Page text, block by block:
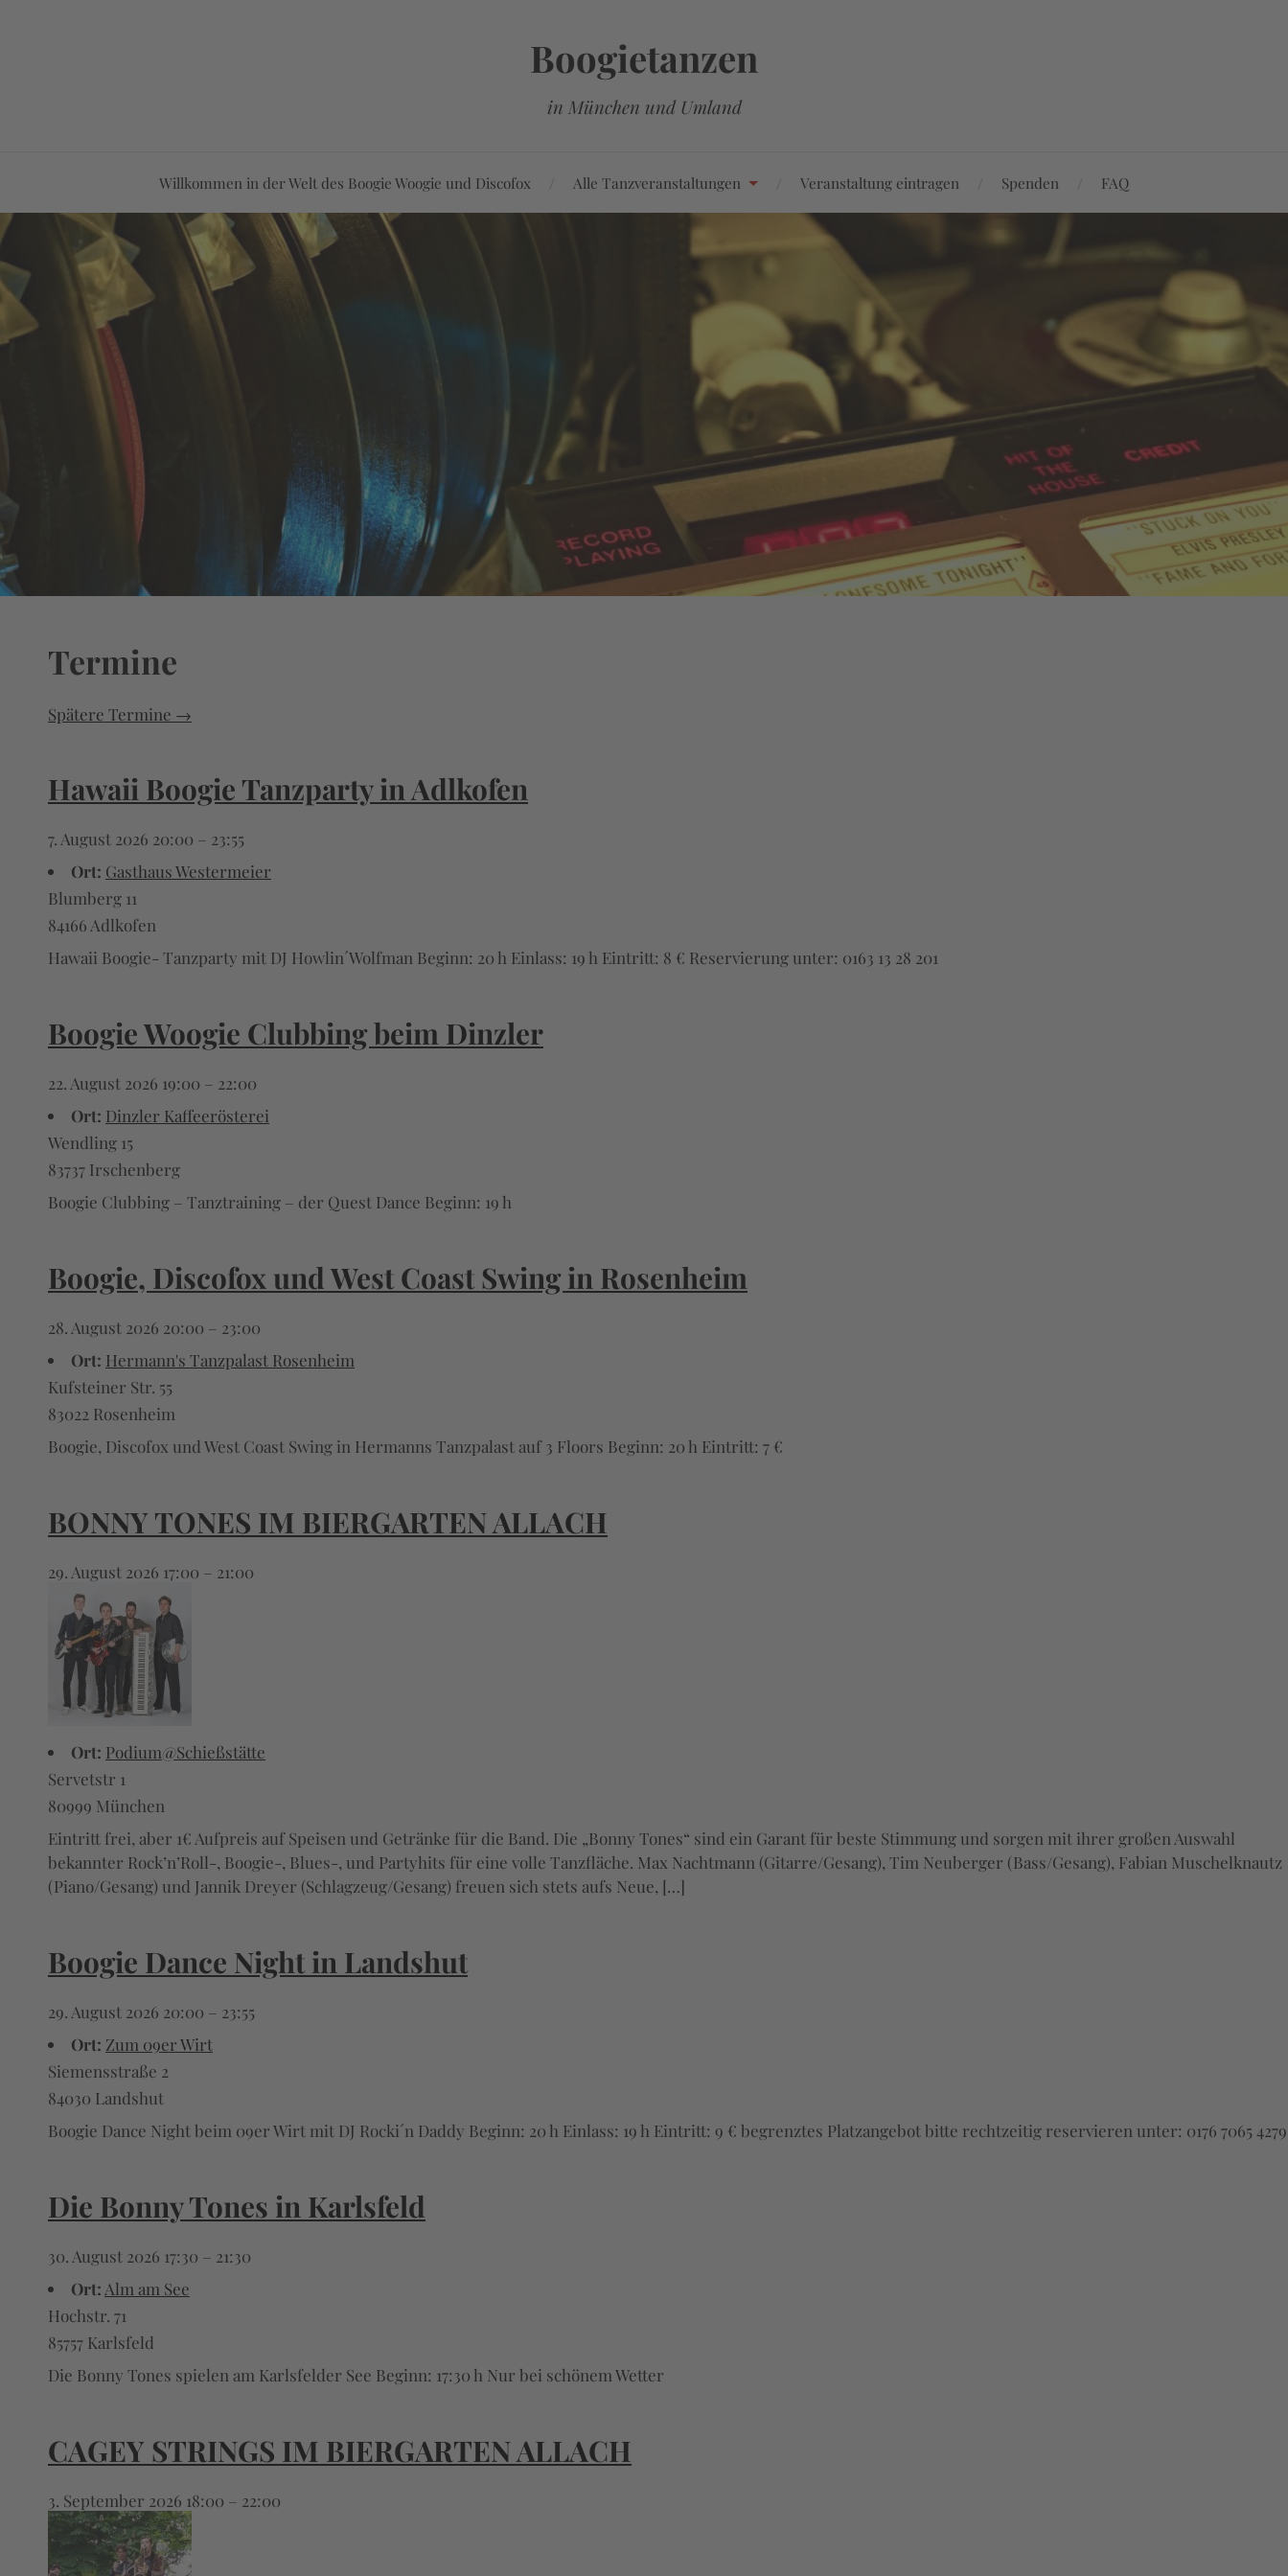
Boogietanzen
in München und Umland
Willkommen in der Welt des Boogie Woogie und Discofox Alle Tanzveranstaltungen Veranstaltung eintragen Spenden FAQ
Termine
Spätere Termine →
Hawaii Boogie Tanzparty in Adlkofen
7. August 2026 20:00 – 23:55
Ort: Gasthaus Westermeier
Blumberg 11
84166 Adlkofen
Hawaii Boogie- Tanzparty mit DJ Howlin´Wolfman Beginn: 20 h Einlass: 19 h Eintritt: 8 € Reservierung unter: 0163 13 28 201
Boogie Woogie Clubbing beim Dinzler
22. August 2026 19:00 – 22:00
Ort: Dinzler Kaffeerösterei
Wendling 15
83737 Irschenberg
Boogie Clubbing – Tanztraining – der Quest Dance Beginn: 19 h
Boogie, Discofox und West Coast Swing in Rosenheim
28. August 2026 20:00 – 23:00
Ort: Hermann's Tanzpalast Rosenheim
Kufsteiner Str. 55
83022 Rosenheim
Boogie, Discofox und West Coast Swing in Hermanns Tanzpalast auf 3 Floors Beginn: 20 h Eintritt: 7 €
BONNY TONES IM BIERGARTEN ALLACH
29. August 2026 17:00 – 21:00
Ort: Podium@Schießstätte
Servetstr 1
80999 München
Eintritt frei, aber 1€ Aufpreis auf Speisen und Getränke für die Band. Die „Bonny Tones“ sind ein Garant für beste Stimmung und sorgen mit ihrer großen Auswahl
bekannter Rock’n’Roll-, Boogie-, Blues-, und Partyhits für eine volle Tanzfläche. Max Nachtmann (Gitarre/Gesang), Tim Neuberger (Bass/Gesang), Fabian Muschelknautz
(Piano/Gesang) und Jannik Dreyer (Schlagzeug/Gesang) freuen sich stets aufs Neue, […]
Boogie Dance Night in Landshut
29. August 2026 20:00 – 23:55
Ort: Zum 09er Wirt
Siemensstraße 2
84030 Landshut
Boogie Dance Night beim 09er Wirt mit DJ Rocki´n Daddy Beginn: 20 h Einlass: 19 h Eintritt: 9 € begrenztes Platzangebot bitte rechtzeitig reservieren unter: 0176 7065 4279
Die Bonny Tones in Karlsfeld
30. August 2026 17:30 – 21:30
Ort: Alm am See
Hochstr. 71
85757 Karlsfeld
Die Bonny Tones spielen am Karlsfelder See Beginn: 17:30 h Nur bei schönem Wetter
CAGEY STRINGS IM BIERGARTEN ALLACH
3. September 2026 18:00 – 22:00